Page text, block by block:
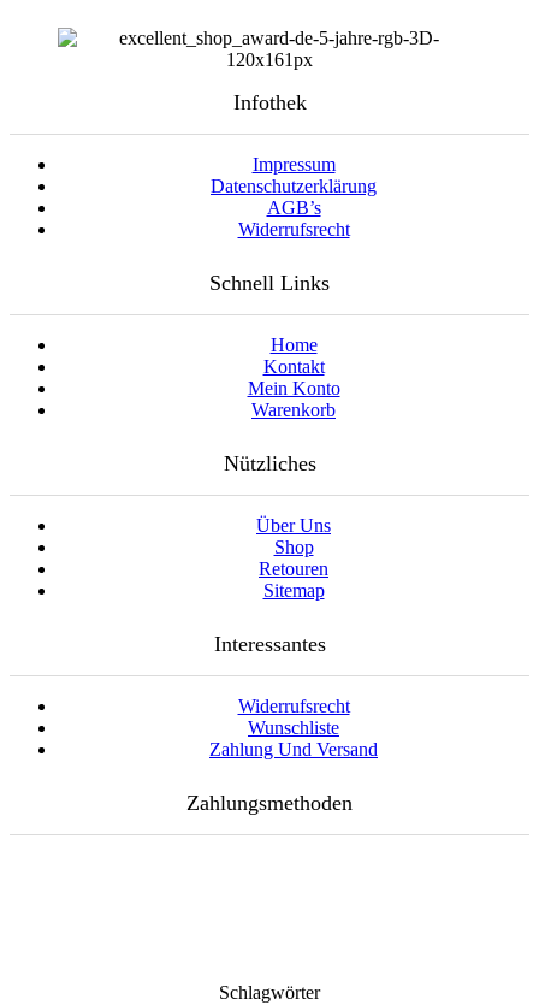
Infothek
Impressum
Datenschutzerklärung
AGB’s
Widerrufsrecht
Schnell Links
Home
Kontakt
Mein Konto
Warenkorb
Nützliches
Über Uns
Shop
Retouren
Sitemap
Interessantes
Widerrufsrecht
Wunschliste
Zahlung Und Versand
Zahlungsmethoden
Schlagwörter